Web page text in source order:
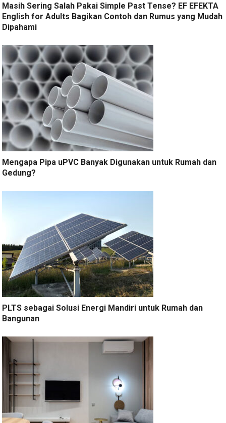
Masih Sering Salah Pakai Simple Past Tense? EF EFEKTA
English for Adults Bagikan Contoh dan Rumus yang Mudah
Dipahami
Mengapa Pipa uPVC Banyak Digunakan untuk Rumah dan
Gedung?
PLTS sebagai Solusi Energi Mandiri untuk Rumah dan
Bangunan